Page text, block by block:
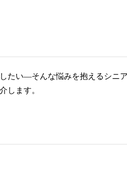
たい―そんな悩みを抱えるシニ
します。